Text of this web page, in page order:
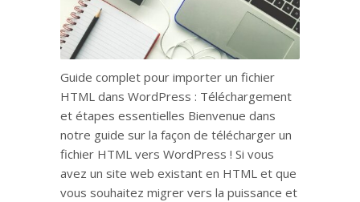
Guide complet pour importer un fichier
HTML dans WordPress : Téléchargement
et étapes essentielles Bienvenue dans
notre guide sur la façon de télécharger un
fichier HTML vers WordPress ! Si vous
avez un site web existant en HTML et que
vous souhaitez migrer vers la puissance et